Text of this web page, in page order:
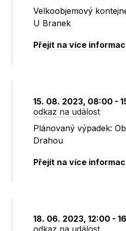
Velkoobjemový
U Branek
Přejít na více
15. 08. 2023, 08:00 -
odkaz na událost
Plánovaný výpadek:
Drahou
Přejít na více
18. 06. 2023, 12:00 -
odkaz na událost